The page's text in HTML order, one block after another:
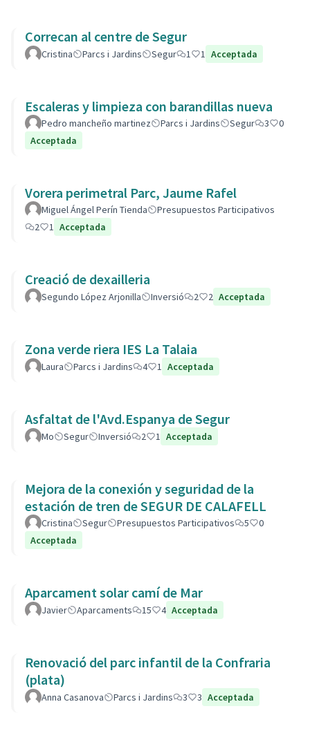
Correcan al centre de Segur
Cristina Parcs i Jardins Segur 1 1 Acceptada
Escaleras y limpieza con barandillas nueva
Pedro mancheño martinez Parcs i Jardins Segur 3
0
Acceptada
Vorera perimetral Parc, Jaume Rafel
Miguel Ángel Perín Tienda
Presupuestos Participativos
2
1 Acceptada
Creació de dexailleria
Segundo López Arjonilla Inversió 2 2 Acceptada
Zona verde riera IES La Talaia
Laura Parcs i Jardins 4 1 Acceptada
Asfaltat de l'Avd.Espanya de Segur
Mo Segur Inversió 2 1 Acceptada
Mejora de la conexión y seguridad de la
estación de tren de SEGUR DE CALAFELL
Cristina Segur Presupuestos Participativos 5
0
Acceptada
Aparcament solar camí de Mar
Javier Aparcaments 15 4 Acceptada
Renovació del parc infantil de la Confraria
(plata)
Anna Casanova Parcs i Jardins 3 3 Acceptada